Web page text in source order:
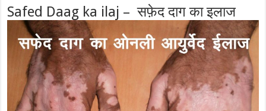
Safed Daag ka ilaj – सफ़ेद दाग का इलाज